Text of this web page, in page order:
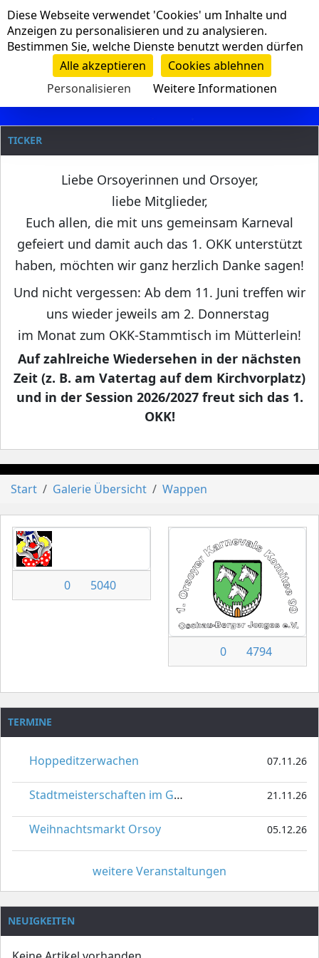
Navigation
Clanname
TICKER
Liebe Orsoyerinnen und Orsoyer,
liebe Mitglieder,
Euch allen, die mit uns gemeinsam Karneval
gefeiert und damit auch das 1. OKK unterstützt
haben, möchten wir ganz herzlich Danke sagen!
Und nicht vergessen: Ab dem 11. Juni treffen wir
uns wieder jeweils am 2. Donnerstag
im Monat zum OKK-Stammtisch im Mütterlein!
Auf zahlreiche Wiedersehen in der nächsten
Zeit (z. B. am Vatertag auf dem Kirchvorplatz)
und in der Session 2026/2027 freut sich das 1.
OKK!
Start Galerie Übersicht Wappen
0 5040
0 4794
TERMINE
Hoppeditzerwachen 07.11.26
Stadtmeisterschaften im Gardetanz 21.11.26
Weihnachtsmarkt Orsoy 05.12.26
weitere Veranstaltungen
NEUIGKEITEN
Cookie-Einstellungen
Diese Webseite verwendet 'Cookies' um Inhalte und
Anzeigen zu personalisieren und zu analysieren.
Bestimmen Sie, welche Dienste benutzt werden dürfen
Alle akzeptieren
Cookies ablehnen
Personalisieren
Weitere Informationen